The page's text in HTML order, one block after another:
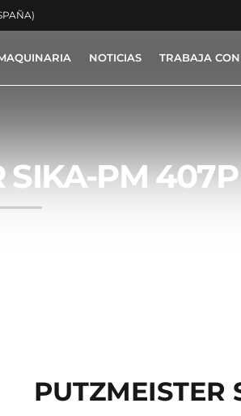
NOTICIAS TRABAJA
SIKA-PM 407P